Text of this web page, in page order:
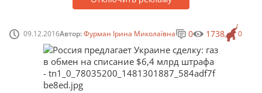
09.12.2016Автор:Фурман Ірина Миколаївна 0
0 1738